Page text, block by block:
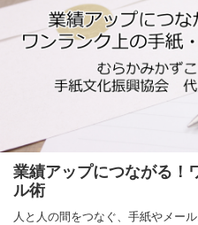
業績アップにつながる！
ル術
人と人の間をつなぐ、手紙やメー